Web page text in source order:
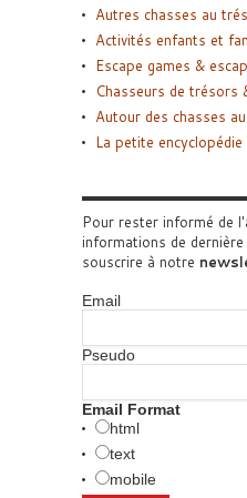
Autres chasses au
Activités enfants et
Escape games &
Chasseurs de trésors
Autour des chasses
La petite encyclopédie
Pour rester informé de
informations de
souscrire à notre
Email
Pseudo
Email Format
html
text
mobile